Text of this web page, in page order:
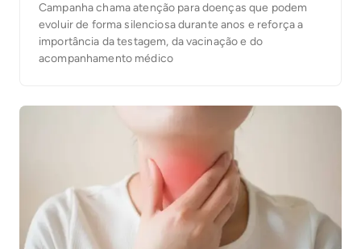
Campanha chama atenção para doenças que podem
evoluir de forma silenciosa durante anos e reforça a
importância da testagem, da vacinação e do
acompanhamento médico